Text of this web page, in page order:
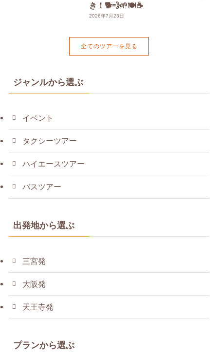
き！🐕💨🌱🍽️☕️
2026年7月23日
全てのツアーを見る
ジャンルから選ぶ
イベント
タクシーツアー
ハイエースツアー
バスツアー
出発地から選ぶ
三宮発
大阪発
天王寺発
プランから選ぶ